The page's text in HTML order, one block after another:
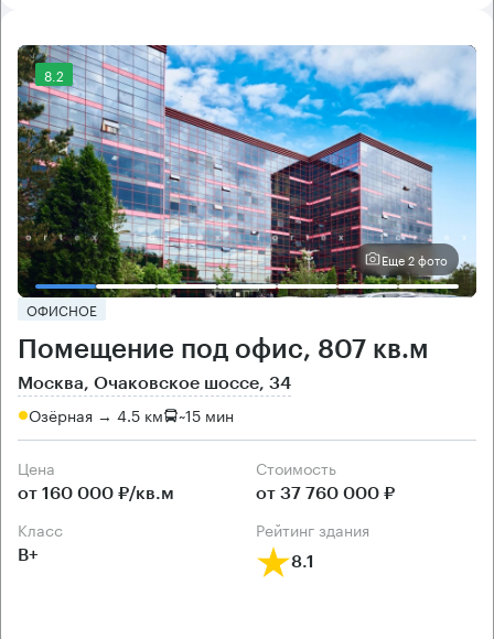
8.2
Еще 2 фото
ОФИСНОЕ
Помещение под офис, 807 кв.м
Москва, Очаковское шоссе, 34
Озёрная → 4.5 км ~15 мин
Цена
от 160 000 ₽/кв.м
Cтоимость
от 37 760 000 ₽
класс
B+
рейтинг здания
8.1